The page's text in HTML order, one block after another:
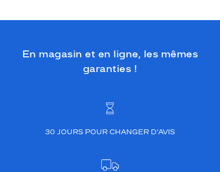
En magasin et en ligne, les mêmes
garanties !
30 JOURS POUR CHANGER D’AVIS